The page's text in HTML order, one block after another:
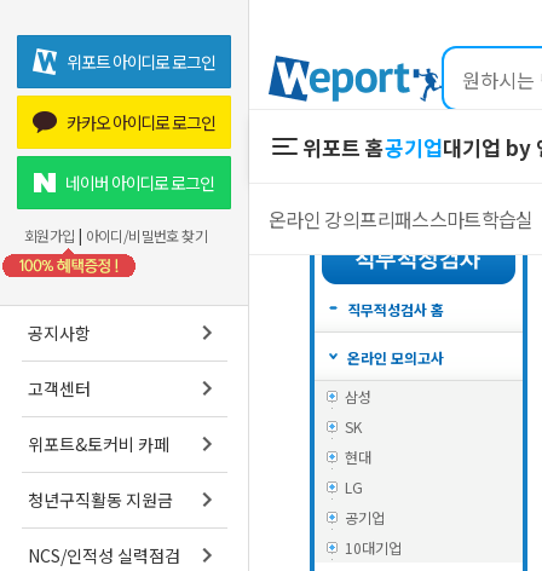
위포트 아이디로 로그인
카카오 아이디로 로그인
네이버 아이디로 로그인
회원가입 | 아이디/비밀번호 찾기
공지사항
고객센터
위포트&토커비 카페
청년구직활동 지원금
NCS/인적성 실력점검
위포트 홈공기업
온라인 강의프리패스스마트학습실
대기업 by
온라인 강의
프리패스
스마트학습실
직무적성검사 홈
온라인 모의고사
삼성
SK
현대
LG
공기업
10대기업